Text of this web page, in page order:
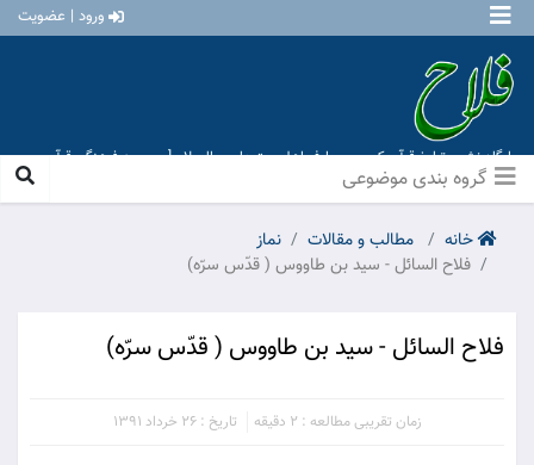
ورود | عضویت
پایگاه نشر و تبلیغ قرآن کریم و معارف اهل بیت علیهم السلام [ موسسه فرهنگی قرآن و
عترت منهاج عشق آباد ]
خانه مطالب و مقالات
نماز
فلاح السائل - سيد بن طاووس ( قدّس سرّه)
فلاح السائل - سيد بن طاووس ( قدّس سرّه)
زمان تقریبی مطالعه : 2 دقیقه تاریخ : 26 خرداد 1391